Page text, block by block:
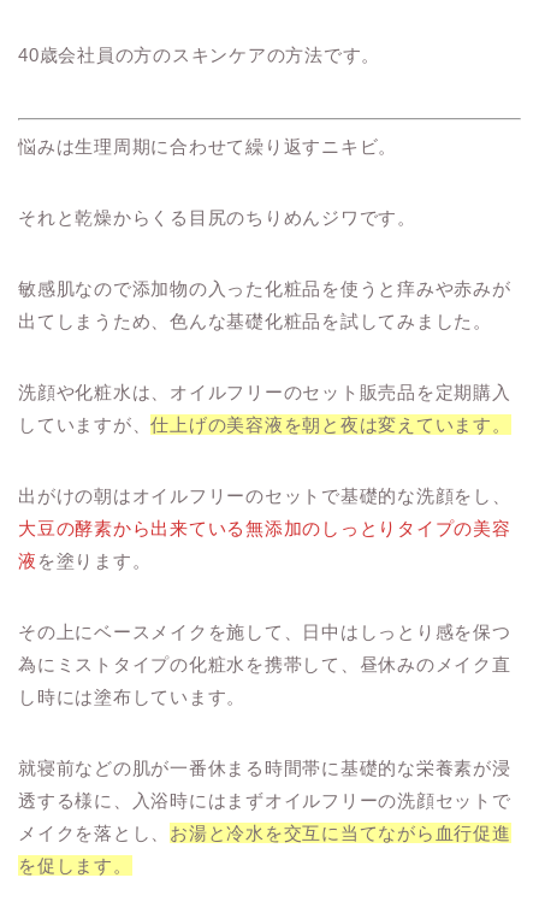
40歳会社員の方のスキンケアの方法です。
悩みは生理周期に合わせて繰り返すニキビ。
それと乾燥からくる目尻のちりめんジワです。
敏感肌なので添加物の入った化粧品を使うと痒みや赤みが
出てしまうため、色んな基礎化粧品を試してみました。
洗顔や化粧水は、オイルフリーのセット販売品を定期購入
していますが、仕上げの美容液を朝と夜は変えています。
出がけの朝はオイルフリーのセットで基礎的な洗顔をし、
大豆の酵素から出来ている無添加のしっとりタイプの美容
液 を塗ります。
その上にベースメイクを施して、日中はしっとり感を保つ
為にミストタイプの化粧水を携帯して、昼休みのメイク直
し時には塗布しています。
就寝前などの肌が一番休まる時間帯に基礎的な栄養素が浸
透する様に、入浴時にはまずオイルフリーの洗顔セットで
メイクを落とし、 お湯と冷水を交互に当てながら血行促進
を促します。